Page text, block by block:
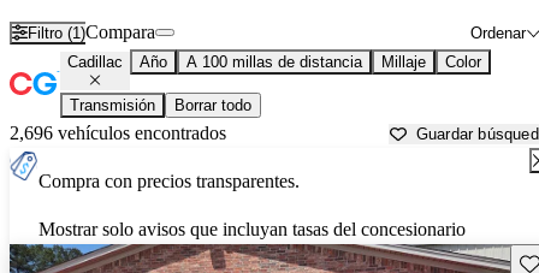
Filtro (1) Ordenar
Compara
Cadillac Año A 100 millas de distancia Millaje Color
Transmisión Borrar todo
2,696 vehículos encontrados Guardar
Compra con precios transparentes.
Mostrar solo avisos que incluyan tasas del concesionario